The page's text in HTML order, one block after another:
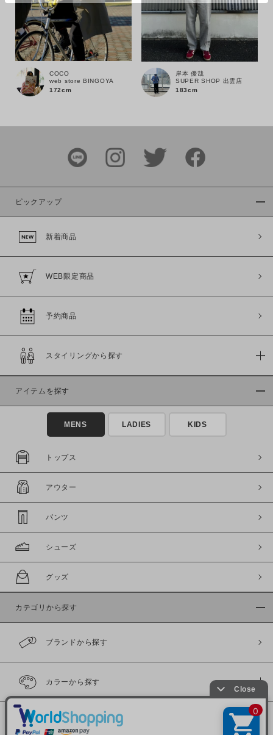
価格
商品タイプ
通常商品 予約商品
在庫あり 在庫なし含む
この条件で絞り込む
COCO
web store BINGOYA
172cm
岸本 優哉
SUPER SHOP 出雲店
183cm
ピックアップ
新着商品
WEB限定商品
予約商品
スタイリングから探す
アイテムを探す
MENS LADIES KIDS
トップス
アウター
パンツ
シューズ
グッズ
カテゴリから探す
ブランドから探す
カラーから探す
履き比べ可能商品